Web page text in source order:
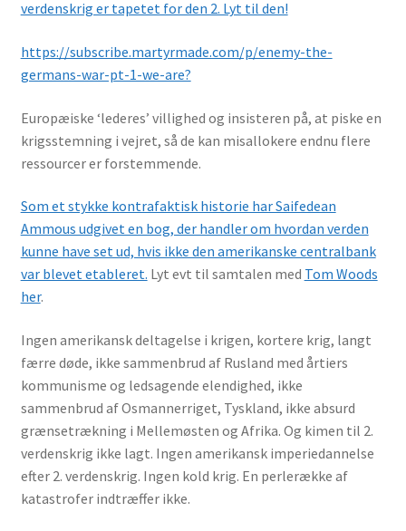
verdenskrig er tapetet for den 2. Lyt til den!
https://subscribe.martyrmade.com/p/enemy-the-
germans-war-pt-1-we-are?
Europæiske ‘lederes’ villighed og insisteren på, at piske en
krigsstemning i vejret, så de kan misallokere endnu flere
ressourcer er forstemmende.
Som et stykke kontrafaktisk historie har Saifedean
Ammous udgivet en bog, der handler om hvordan verden
kunne have set ud, hvis ikke den amerikanske centralbank
var blevet etableret. Lyt evt til samtalen med Tom Woods
her.
Ingen amerikansk deltagelse i krigen, kortere krig, langt
færre døde, ikke sammenbrud af Rusland med årtiers
kommunisme og ledsagende elendighed, ikke
sammenbrud af Osmannerriget, Tyskland, ikke absurd
grænsetrækning i Mellemøsten og Afrika. Og kimen til 2.
verdenskrig ikke lagt. Ingen amerikansk imperiedannelse
efter 2. verdenskrig. Ingen kold krig. En perlerække af
katastrofer indtræffer ikke.